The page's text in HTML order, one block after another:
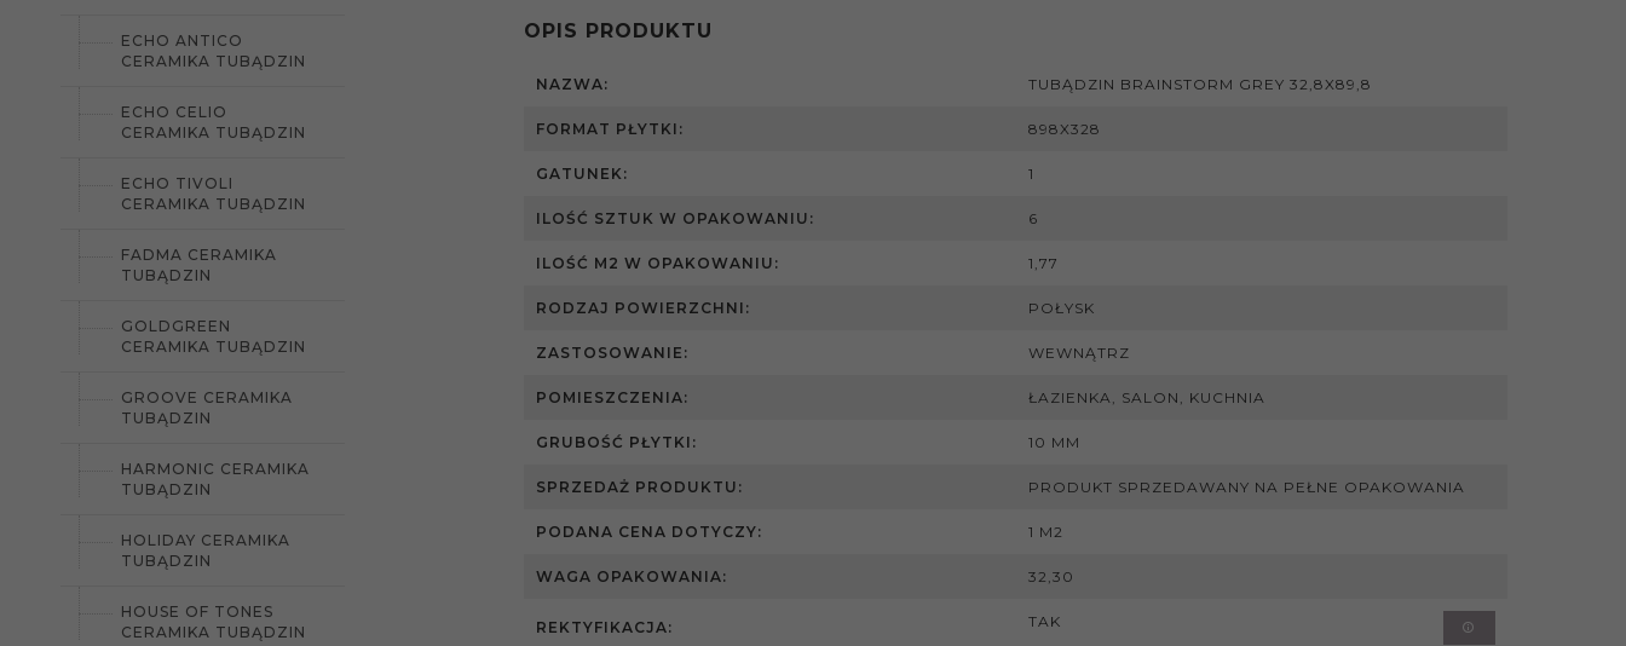
ECHO ANTICO
CERAMIKA TUBĄDZIN
ECHO CELIO
CERAMIKA TUBĄDZIN
ECHO TIVOLI
CERAMIKA TUBĄDZIN
FADMA CERAMIKA
TUBĄDZIN
GOLDGREEN
CERAMIKA TUBĄDZIN
GROOVE CERAMIKA
TUBĄDZIN
HARMONIC CERAMIKA
TUBĄDZIN
HOLIDAY CERAMIKA
TUBĄDZIN
HOUSE OF TONES
CERAMIKA TUBĄDZIN
OPIS PRODUKTU
NAZWA: TUBĄDZIN BRAINSTORM GREY 32,8X89,8
FORMAT PŁYTKI: 898X328
GATUNEK: 1
ILOŚĆ SZTUK W OPAKOWANIU: 6
ILOŚĆ M2 W OPAKOWANIU: 1,77
RODZAJ POWIERZCHNI: POŁYSK
ZASTOSOWANIE: WEWNĄTRZ
POMIESZCZENIA: ŁAZIENKA, SALON, KUCHNIA
GRUBOŚĆ PŁYTKI: 10 MM
SPRZEDAŻ PRODUKTU: PRODUKT SPRZEDAWANY NA PEŁNE OPAKOWANIA
PODANA CENA DOTYCZY: 1 M2
WAGA OPAKOWANIA: 32,30
REKTYFIKACJA: TAK